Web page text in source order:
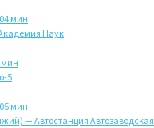
мин
Наук
мин
5
мин
— Автостанция Автозаводская